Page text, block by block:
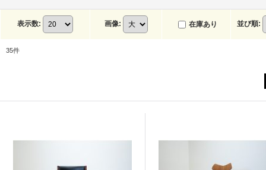
表示数: 画像: 在庫あり 並び順:
35件